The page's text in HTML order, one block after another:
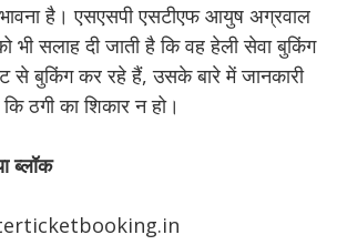
है। एसएसपी एसटीएफ आयुष अग्रवाल
भी सलाह दी जाती है कि वह हेली सेवा बुकिंग
से बुकिंग कर रहे हैं, उसके बारे में जानकारी
ठगी का शिकार न हो।
ब्लॉक